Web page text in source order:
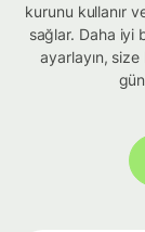
kurunu kullanır
sağlar. Daha iyi
ayarlayın,